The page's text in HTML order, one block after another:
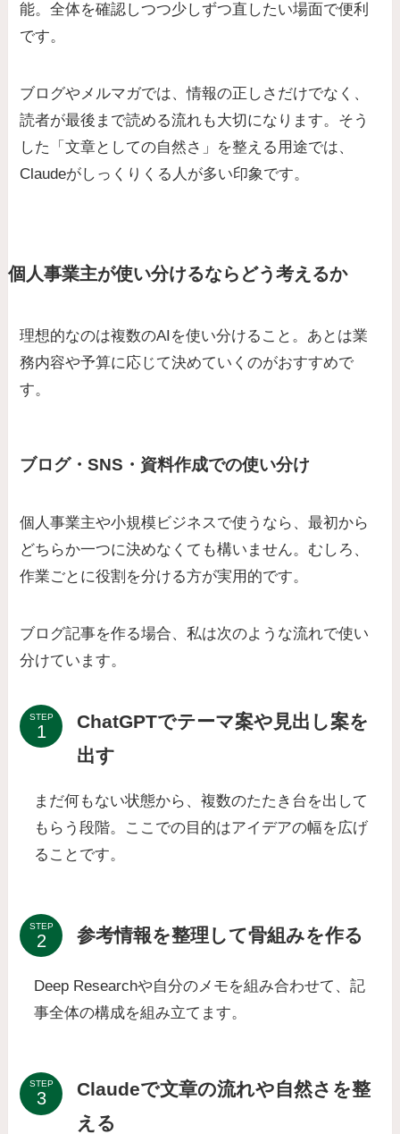
能。全体を確認しつつ少しずつ直したい場面で便利
です。
ブログやメルマガでは、情報の正しさだけでなく、
読者が最後まで読める流れも大切になります。そう
した「文章としての自然さ」を整える用途では、
Claudeがしっくりくる人が多い印象です。
個人事業主が使い分けるならどう考えるか
理想的なのは複数のAIを使い分けること。あとは業
務内容や予算に応じて決めていくのがおすすめで
す。
ブログ・SNS・資料作成での使い分け
個人事業主や小規模ビジネスで使うなら、最初から
どちらか一つに決めなくても構いません。むしろ、
作業ごとに役割を分ける方が実用的です。
ブログ記事を作る場合、私は次のような流れで使い
分けています。
STEP
ChatGPTでテーマ案や見出し案を
出す
まだ何もない状態から、複数のたたき台を出して
もらう段階。ここでの目的はアイデアの幅を広げ
ることです。
STEP 参考情報を整理して骨組みを作る
Deep Researchや自分のメモを組み合わせて、記
事全体の構成を組み立てます。
STEP
Claudeで文章の流れや自然さを整
える